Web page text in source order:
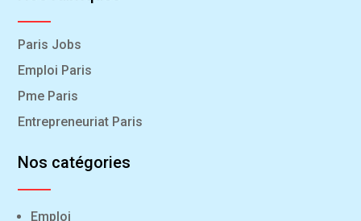
Paris Jobs
Emploi Paris
Pme Paris
Entrepreneuriat Paris
Nos catégories
Emploi